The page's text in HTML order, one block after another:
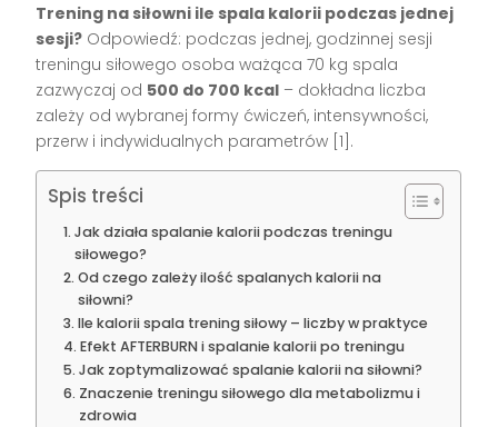
Trening na siłowni ile spala kalorii podczas jednej
sesji? Odpowiedź: podczas jednej, godzinnej sesji
treningu siłowego osoba ważąca 70 kg spala
zazwyczaj od 500 do 700 kcal – dokładna liczba
zależy od wybranej formy ćwiczeń, intensywności,
przerw i indywidualnych parametrów [1].
Spis treści
Jak działa spalanie kalorii podczas treningu
siłowego?
Od czego zależy ilość spalanych kalorii na
siłowni?
Ile kalorii spala trening siłowy – liczby w praktyce
Efekt AFTERBURN i spalanie kalorii po treningu
Jak zoptymalizować spalanie kalorii na siłowni?
Znaczenie treningu siłowego dla metabolizmu i
zdrowia